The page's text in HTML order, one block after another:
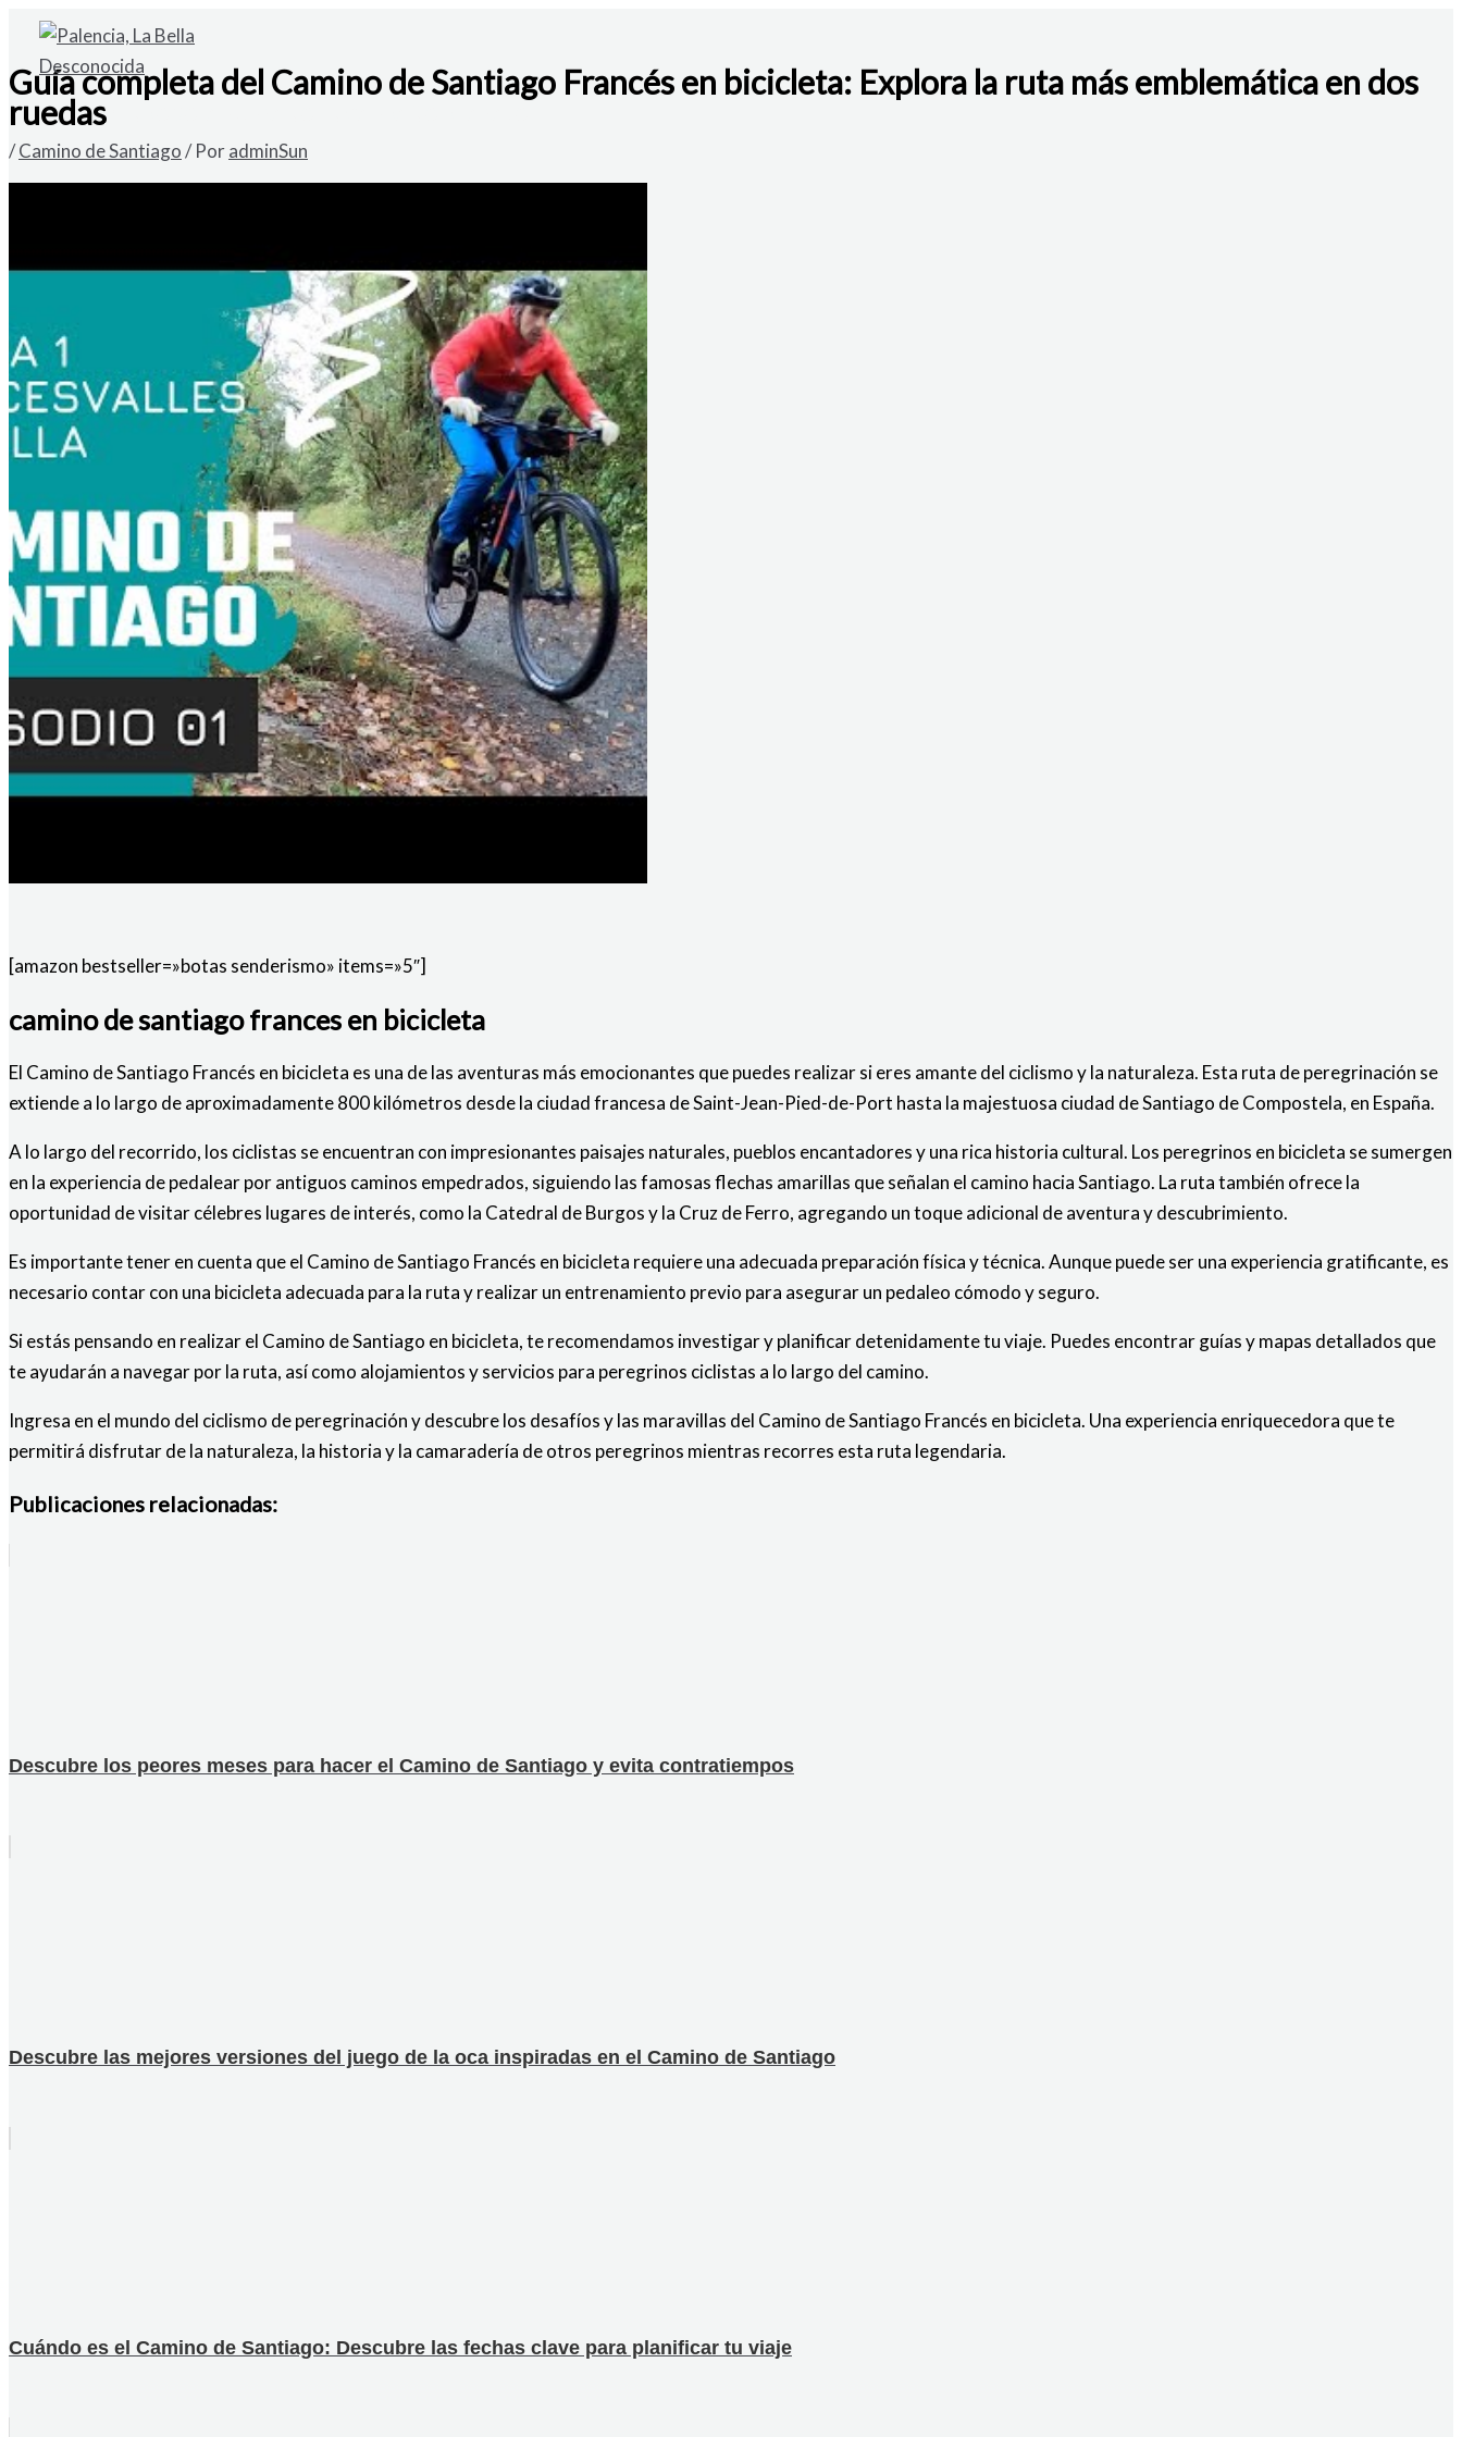
contenido
VENDO SOLAR URBANO EN CARDAÑO DE ABAJO
Guía completa del Camino de Santiago Francés en bicicleta: Explora la ruta más emblemática en dos
ruedas
/Camino de Santiago/ PoradminSun
[amazon bestseller=»botas senderismo» items=»5″]
camino de santiago frances en bicicleta
El Camino de Santiago Francés en bicicleta es una de las aventuras más emocionantes que puedes realizar si eres amante del ciclismo y la naturaleza. Esta ruta de peregrinación se
extiende a lo largo de aproximadamente 800 kilómetros desde la ciudad francesa de Saint-Jean-Pied-de-Port hasta la majestuosa ciudad de Santiago de Compostela, en España.
A lo largo del recorrido, los ciclistas se encuentran con impresionantes paisajes naturales, pueblos encantadores y una rica historia cultural. Los peregrinos en bicicleta se sumergen
en la experiencia de pedalear por antiguos caminos empedrados, siguiendo las famosas flechas amarillas que señalan el camino hacia Santiago. La ruta también ofrece la
oportunidad de visitar célebres lugares de interés, como la Catedral de Burgos y la Cruz de Ferro, agregando un toque adicional de aventura y descubrimiento.
Es importante tener en cuenta que el Camino de Santiago Francés en bicicleta requiere una adecuada preparación física y técnica. Aunque puede ser una experiencia gratificante, es
necesario contar con una bicicleta adecuada para la ruta y realizar un entrenamiento previo para asegurar un pedaleo cómodo y seguro.
Si estás pensando en realizar el Camino de Santiago en bicicleta, te recomendamos investigar y planificar detenidamente tu viaje. Puedes encontrar guías y mapas detallados que
te ayudarán a navegar por la ruta, así como alojamientos y servicios para peregrinos ciclistas a lo largo del camino.
Ingresa en el mundo del ciclismo de peregrinación y descubre los desafíos y las maravillas del Camino de Santiago Francés en bicicleta. Una experiencia enriquecedora que te
permitirá disfrutar de la naturaleza, la historia y la camaradería de otros peregrinos mientras recorres esta ruta legendaria.
Publicaciones relacionadas:
Descubre los peores meses para hacer el Camino de Santiago y evita contratiempos
Descubre las mejores versiones del juego de la oca inspiradas en el Camino de Santiago
Cuándo es el Camino de Santiago: Descubre las fechas clave para planificar tu viaje